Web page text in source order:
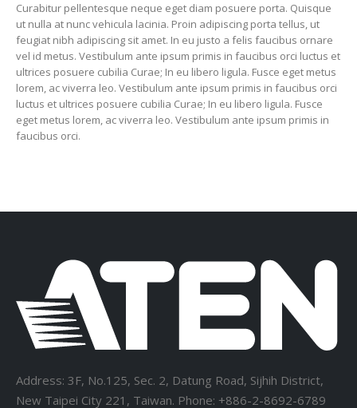
Curabitur pellentesque neque eget diam posuere porta. Quisque
ut nulla at nunc vehicula lacinia. Proin adipiscing porta tellus, ut
feugiat nibh adipiscing sit amet. In eu justo a felis faucibus ornare
vel id metus. Vestibulum ante ipsum primis in faucibus orci luctus et
ultrices posuere cubilia Curae; In eu libero ligula. Fusce eget metus
lorem, ac viverra leo. Vestibulum ante ipsum primis in faucibus orci
luctus et ultrices posuere cubilia Curae; In eu libero ligula. Fusce
eget metus lorem, ac viverra leo. Vestibulum ante ipsum primis in
faucibus orci.
Address: 3F, No.125, Sec. 2, Datung Road, Sijhih District,
New Taipei City 221, Taiwan. Phone: +886-2-8692-6789